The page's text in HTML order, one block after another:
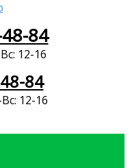
84
12-16
84
12-16